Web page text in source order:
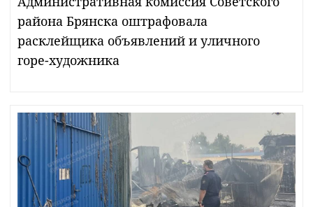
района Брянска оштрафовала
расклейщика объявлений и уличного
горе-художника